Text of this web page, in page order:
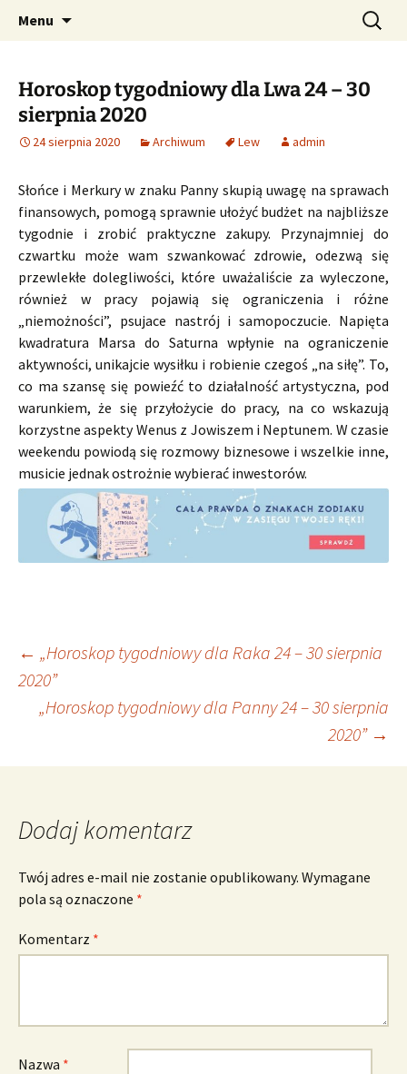
CzaroMarowy horoskop
dzienny, miesięczny i
tygodniowy
Profesjonalne przepowiednie astrologiczne
Menu Szukaj:
Horoskop tygodniowy dla Lwa 24 – 30
sierpnia 2020
24 sierpnia 2020 Archiwum Lew admin
Słońce i Merkury w znaku Panny skupią uwagę na sprawach
finansowych, pomogą sprawnie ułożyć budżet na najbliższe
tygodnie i zrobić praktyczne zakupy. Przynajmniej do
czwartku może wam szwankować zdrowie, odezwą się
przewlekłe dolegliwości, które uważaliście za wyleczone,
również w pracy pojawią się ograniczenia i różne
„niemożności”, psujace nastrój i samopoczucie. Napięta
kwadratura Marsa do Saturna wpłynie na ograniczenie
aktywności, unikajcie wysiłku i robienie czegoś „na siłę”. To,
co ma szansę się powieźć to działalność artystyczna, pod
warunkiem, że się przyłożycie do pracy, na co wskazują
korzystne aspekty Wenus z Jowiszem i Neptunem. W czasie
weekendu powiodą się rozmowy biznesowe i wszelkie inne,
musicie jednak ostrożnie wybierać inwestorów.
Nawigacja
wpisu
← „Horoskop tygodniowy dla Raka 24 – 30 sierpnia
2020”
„Horoskop tygodniowy dla Panny 24 – 30 sierpnia
2020” →
Dodaj komentarz
Twój adres e-mail nie zostanie opublikowany. Wymagane
pola są oznaczone *
Komentarz *
Nazwa *